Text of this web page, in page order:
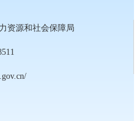
资源和社会保障局